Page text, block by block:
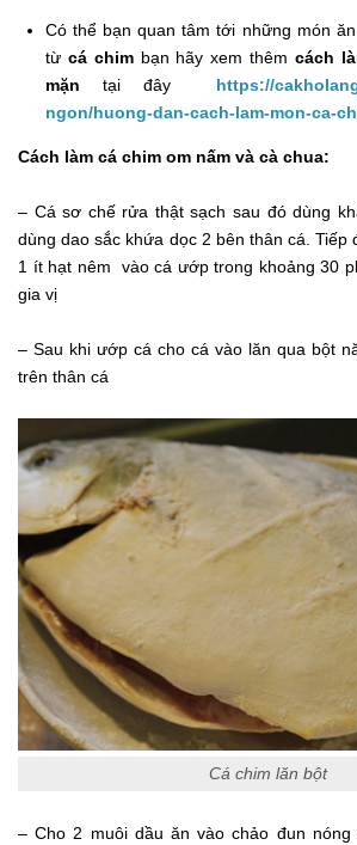
Có thể bạn quan tâm tới những món
từ cá chimbạn hãy xem thêm cách
mặn tại đây https://
ngon/huong-dan-cach-lam-mon-ca-
Cách làm cá chim om nấm và cà chua:
– Cá sơ chế rửa thật sạch sau đó dùng
dùng dao sắc khứa dọc 2 bên thân cá. Tiếp
1 ít hạt nêm vào cá ướp trong khoảng 30
gia vị
– Sau khi ướp cá cho cá vào lăn qua bột
trên thân cá
Cá chim lăn bột
– Cho 2 muôi dầu ăn vào chảo đun